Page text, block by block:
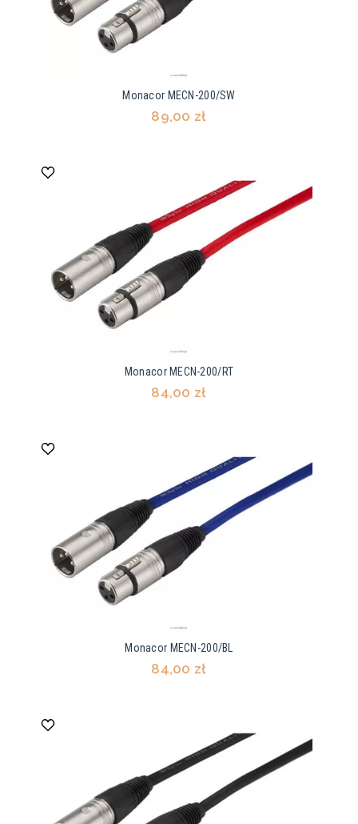
Monacor MECN-200/SW
89,00 zł
Monacor MECN-200/RT
84,00 zł
Monacor MECN-200/BL
84,00 zł